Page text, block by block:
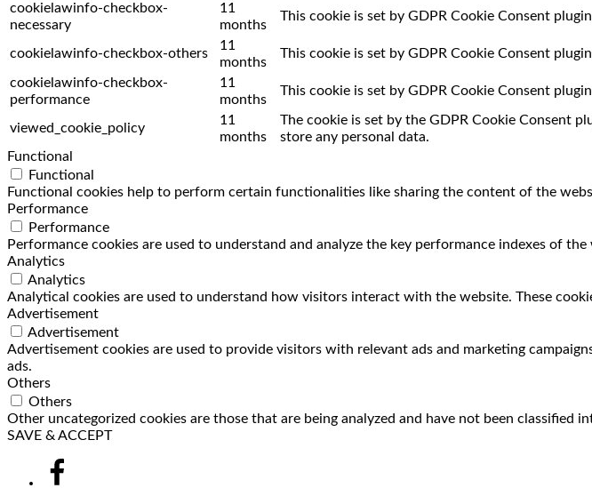
cookielawinfo-checkbox-
necessary
11
months
This cookie is set by GDPR Cookie Consent
cookielawinfo-checkbox-others
11
months
This cookie is set by GDPR Cookie Consent
cookielawinfo-checkbox-
performance
11
months
This cookie is set by GDPR Cookie Consent
viewed_cookie_policy
11
months
The cookie is set by the GDPR Cookie Consent
store any personal data.
Functional
Functional
Functional cookies help to perform certain functionalities like sharing the content of the
Performance
Performance
Performance cookies are used to understand and analyze the key performance indexes of
Analytics
Analytics
Analytical cookies are used to understand how visitors interact with the website. These
Advertisement
Advertisement
Advertisement cookies are used to provide visitors with relevant ads and marketing
ads.
Others
Others
Other uncategorized cookies are those that are being analyzed and have not been classified
SAVE & ACCEPT